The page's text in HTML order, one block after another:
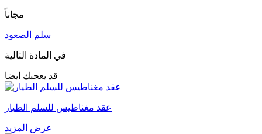
مجاناً
سلم الصعود
في المادة التالية
قد يعجبك ايضا
عقد مغناطيس للسلم الطيار
عرض المزيد